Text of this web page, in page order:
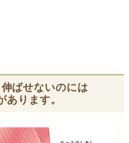
ばせないのには
あります。